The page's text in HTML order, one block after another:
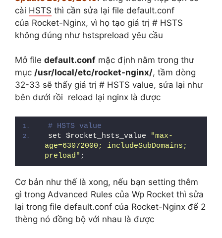
cài HSTS thì cần sửa lại file default.conf
của Rocket-Nginx, vì họ tạo giá trị # HSTS
không đúng như hstspreload yêu cầu
Mở file default.conf mặc định nằm trong thư
mục /usr/local/etc/rocket-nginx/, tầm dòng
32-33 sẽ thấy giá trị # HSTS value, sửa lại như
bên dưới rồi reload lại nginx là được
# HSTS value
set $rocket_hsts_value
"max-
age=63072000; includeSubDomains;
preload" ;
Cơ bản như thế là xong, nếu bạn setting thêm
gì trong Advanced Rules của Wp Rocket thì sửa
lại trong file default.conf của Rocket-Nginx để 2
thèng nó đồng bộ với nhau là được